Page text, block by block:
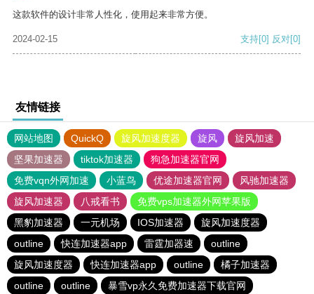
这款软件的设计非常人性化，使用起来非常方便。
2024-02-15 支持[0] 反对[0]
友情链接
网站地图 QuickQ 旋风加速度器 旋风
旋风加速
坚果加速器
tiktok加速器
狗急加速器官网
免费vqn外网加速
小蓝鸟 优途加速器官网
风驰加速器
旋风加速器
八戒看书
免费vps加速器外网苹果版
黑豹加速器
一元机场 IOS加速器
旋风加速度器
outline
快连加速器app 雷霆加器速
outline
旋风加速度器
快连加速器app outline
橘子加速器
outline
outline 暴雪vp永久免费加速器下载官网